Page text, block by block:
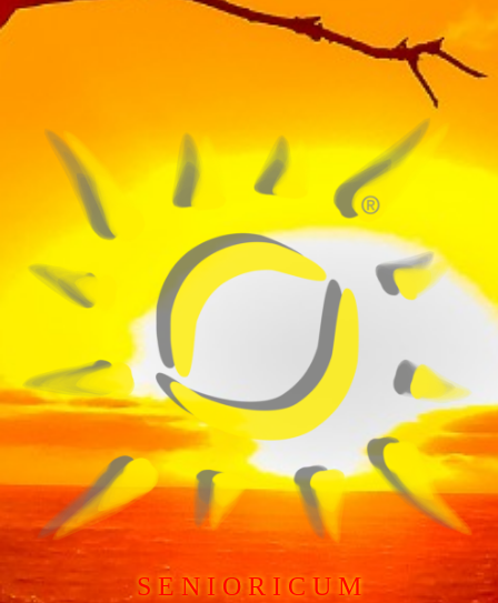
S E N I O R I C U M